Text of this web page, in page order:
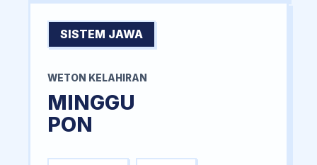
SISTEM JAWA
WETON KELAHIRAN
MINGGU
PON